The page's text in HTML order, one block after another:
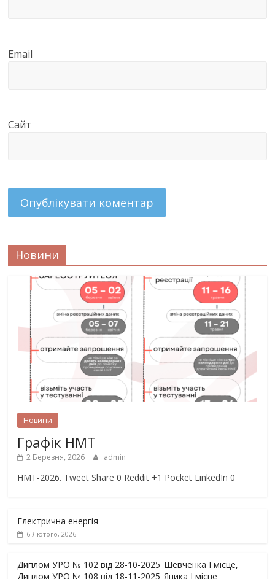
Email
Сайт
Новини
Новини
Графік НМТ
2 Березня, 2026 admin
НМТ-2026. Tweet Share 0 Reddit +1 Pocket LinkedIn 0
Електрична енергія
6 Лютого, 2026
Диплом УРО № 102 від 28-10-2025_Шевченка І місце,
Диплом УРО № 108 від 18-11-2025_Яцика І місце